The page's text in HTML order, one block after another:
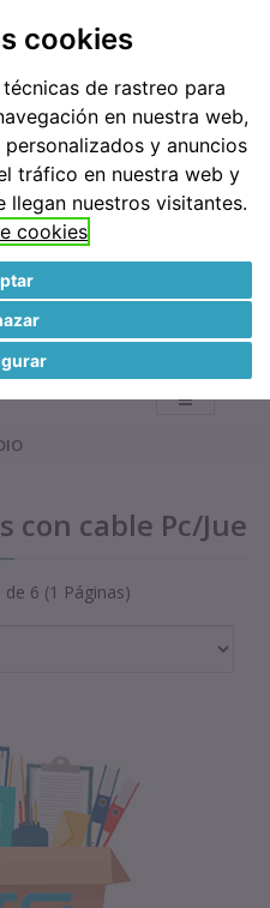
cookies
de rastreo para
en nuestra web,
y anuncios
tráfico en nuestra web y
llegan nuestros visitantes.
cookies
62 / 677 921 793
● 0
con cable Pc/Jue
6 (1 Páginas)